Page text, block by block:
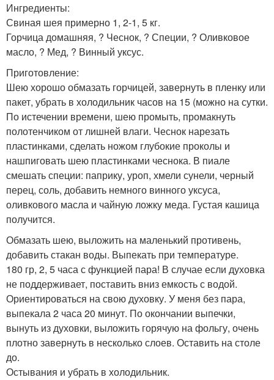
Ингредиенты:
Свиная шея примерно 1, 2-1, 5 кг.
Горчица домашняя, ? Чеснок, ? Специи, ? Оливковое
масло, ? Мед, ? Винный уксус.
Приготовление:
Шею хорошо обмазать горчицей, завернуть в пленку или
пакет, убрать в холодильник часов на 15 (можно на сутки.
По истечении времени, шею промыть, промакнуть
полотенчиком от лишней влаги. Чеснок нарезать
пластинками, сделать ножом глубокие проколы и
нашпиговать шею пластинками чеснока. В пиале
смешать специи: паприку, уроп, хмели сунели, черный
перец, соль, добавить немного винного уксуса,
оливкового масла и чайную ложку меда. Густая кашица
получится.
Обмазать шею, выложить на маленький противень,
добавить стакан воды. Выпекать при температуре.
180 гр, 2, 5 часа с функцией пара! В случае если духовка
не поддерживает, поставить вниз емкость с водой.
Ориентироваться на свою духовку. У меня без пара,
выпекала 2 часа 20 минут. По окончании выпечки,
вынуть из духовки, выложить горячую на фольгу, очень
плотно завернуть в несколько слоев. Оставить на столе
до.
Остывания и убрать в холодильник.